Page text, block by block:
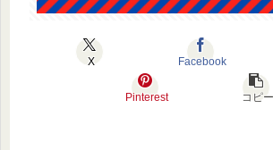
X Facebook
Pinterest コピー